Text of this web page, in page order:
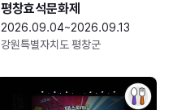
평창효석문화제
2026.09.04~2026.09.13
강원특별자치도 평창군